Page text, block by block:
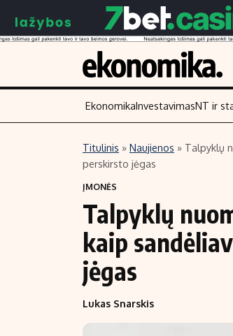
Turinys
Naujienos
Aplinka
Verslas
Energetika
Ekonomika
Politika
NT ir statybos
EkonomikaInvestavimasNT ir
Titulinis » Naujienos » Talpyklų
perskirsto jėgas
ĮMONĖS
Talpyklų
kaip
jėgas
Lukas Snarskis